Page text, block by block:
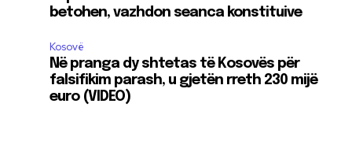
betohen, vazhdon seanca konstituive
Kosovë
Në pranga dy shtetas të Kosovës për
falsifikim parash, u gjetën rreth 230 mijë
euro (VIDEO)